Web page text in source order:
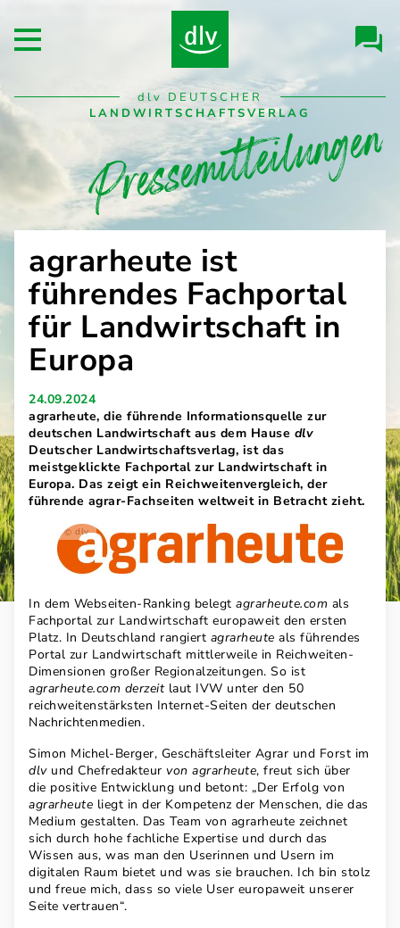
zum
Inhalt
Valentin Valkov - stock.adobe.com
Header/Navigation
Open main menu
Desktop
Navigation
dlv DEUTSCHER
LANDWIRTSCHAFTSVERLAG
Pressemitteilungen
agrarheute ist
führendes Fachportal
für Landwirtschaft in
Europa
24.09.2024
agrarheute, die führende Informationsquelle zur
deutschen Landwirtschaft aus dem Hause dlv
Deutscher Landwirtschaftsverlag, ist das
meistgeklickte Fachportal zur Landwirtschaft in
Europa. Das zeigt ein Reichweitenvergleich, der
führende agrar-Fachseiten weltweit in Betracht zieht.
dlv
In dem Webseiten-Ranking belegt agrarheute.com als
Fachportal zur Landwirtschaft europaweit den ersten
Platz. In Deutschland rangiert agrarheute als führendes
Portal zur Landwirtschaft mittlerweile in Reichweiten-
Dimensionen großer Regionalzeitungen. So ist
agrarheute.com derzeit laut IVW unter den 50
reichweitenstärksten Internet-Seiten der deutschen
Nachrichtenmedien.
Simon Michel-Berger, Geschäftsleiter Agrar und Forst im
dlv und Chefredakteur von agrarheute, freut sich über
die positive Entwicklung und betont: „Der Erfolg von
agrarheute liegt in der Kompetenz der Menschen, die das
Medium gestalten. Das Team von agrarheute zeichnet
sich durch hohe fachliche Expertise und durch das
Wissen aus, was man den Userinnen und Usern im
digitalen Raum bietet und was sie brauchen. Ich bin stolz
und freue mich, dass so viele User europaweit unserer
Seite vertrauen“.